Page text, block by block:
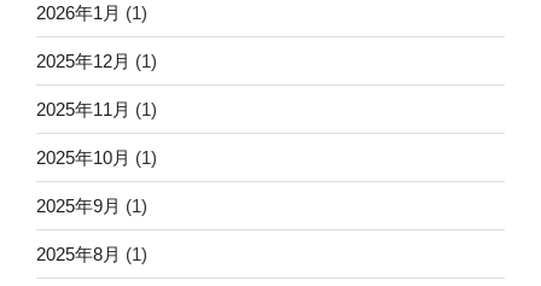
2026年1月 (1)
2025年12月 (1)
2025年11月 (1)
2025年10月 (1)
2025年9月 (1)
2025年8月 (1)